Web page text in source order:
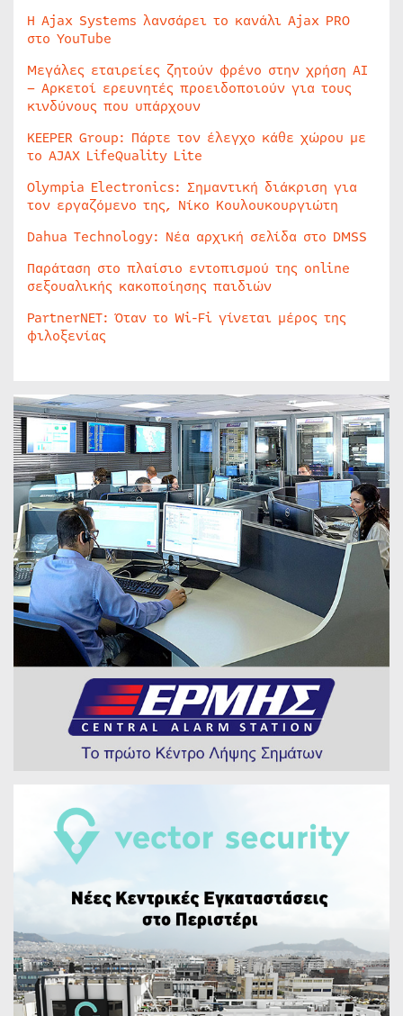
Η Ajax Systems λανσάρει το κανάλι Ajax PRO
στο YouTube
Μεγάλες εταιρείες ζητούν φρένο στην χρήση AI
– Αρκετοί ερευνητές προειδοποιούν για τους
κινδύνους που υπάρχουν
KEEPER Group: Πάρτε τον έλεγχο κάθε χώρου με
το AJAX LifeQuality Lite
Olympia Electronics: Σημαντική διάκριση για
τον εργαζόμενο της, Νίκο Κουλουκουργιώτη
Dahua Technology: Νέα αρχική σελίδα στο DMSS
Παράταση στο πλαίσιο εντοπισμού της online
σεξουαλικής κακοποίησης παιδιών
PartnerNET: Όταν το Wi-Fi γίνεται μέρος της
φιλοξενίας